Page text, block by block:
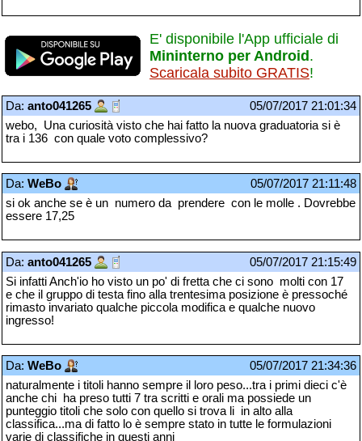
E' disponibile l'App ufficiale di
Mininterno per Android.
Scaricala subito GRATIS!
Da: anto041265
05/07/2017 21:01:34
webo, Una curiosità visto che hai fatto la nuova graduatoria si è
tra i 136 con quale voto complessivo?
Da: WeBo
05/07/2017 21:11:48
si ok anche se è un numero da prendere con le molle . Dovrebbe
essere 17,25
Da: anto041265
05/07/2017 21:15:49
Si infatti Anch'io ho visto un po' di fretta che ci sono molti con 17
e che il gruppo di testa fino alla trentesima posizione è pressoché
rimasto invariato qualche piccola modifica e qualche nuovo
ingresso!
Da: WeBo
05/07/2017 21:34:36
naturalmente i titoli hanno sempre il loro peso...tra i primi dieci c'è
anche chi ha preso tutti 7 tra scritti e orali ma possiede un
punteggio titoli che solo con quello si trova li in alto alla
classifica...ma di fatto lo è sempre stato in tutte le formulazioni
varie di classifiche in questi anni